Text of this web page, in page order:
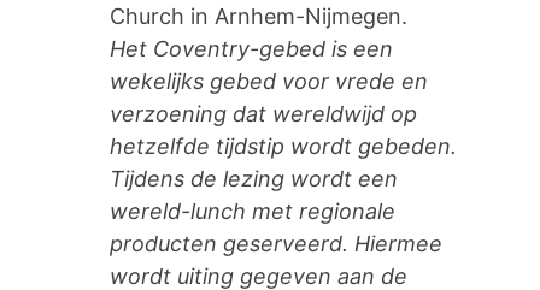
Church in Arnhem-Nijmegen.
Het Coventry-gebed is een
wekelijks gebed voor vrede en
verzoening dat wereldwijd op
hetzelfde tijdstip wordt gebeden.
Tijdens de lezing wordt een
wereld-lunch met regionale
producten geserveerd. Hiermee
wordt uiting gegeven aan de